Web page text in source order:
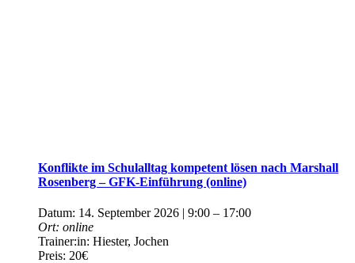
Konflikte im Schulalltag kompetent lösen nach Marshall
Rosenberg – GFK-Einführung (online)
Datum: 14. September 2026 | 9:00 – 17:00
Ort: online
Trainer:in: Hiester, Jochen
Preis: 20€